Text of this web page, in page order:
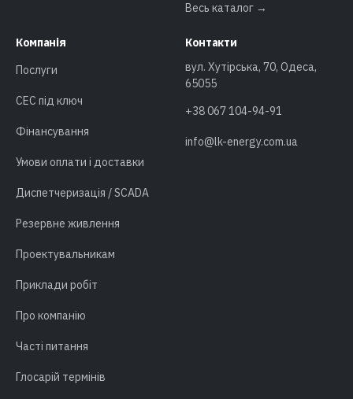
Весь каталог →
Компанія
Послуги
СЕС під ключ
Фінансування
Умови оплати і доставки
Диспетчеризація / SCADA
Резервне живлення
Проектувальникам
Приклади робіт
Про компанію
Часті питання
Глосарій термінів
Контакти
вул. Хутірська, 70, Одеса,
65055
+38 067 104-94-91
info@lk-energy.com.ua